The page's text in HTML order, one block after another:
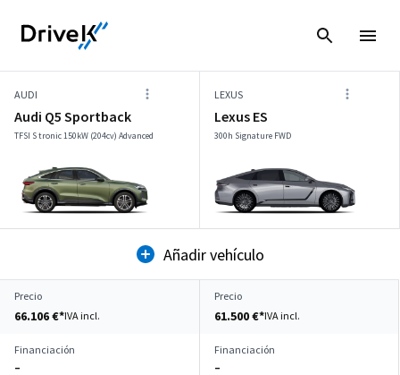
AUDI
Audi Q5 Sportback
TFSI S tronic 150kW (204cv) Advanced
LEXUS
Lexus ES
300h Signature FWD
Añadir vehículo
Precio
66.106 €*IVA incl.
Precio
61.500 €*IVA incl.
Financiación
–
Financiación
–